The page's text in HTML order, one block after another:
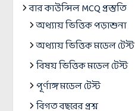
বার কাউন্সিল MCQ প্রস্তুতি
অধ্যায় ভিত্তিক পড়াশুনা
অধ্যায় ভিত্তিক মডেল টেস্ট
বিষয় ভিত্তিক মডেল টেস্ট
পূর্ণাঙ্গ মডেল টেস্ট
বিগত বছরের প্রশ্ন